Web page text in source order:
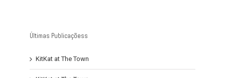
Últimas Publicaçõess
KitKat at The Town